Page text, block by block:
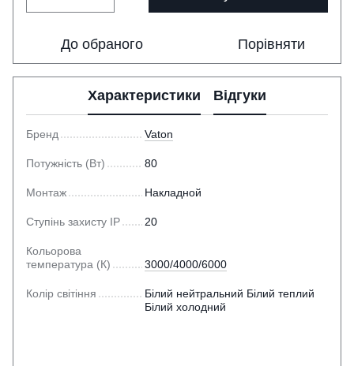
До обраного Порівняти
Характеристики Відгуки
Бренд Vaton
Потужність (Вт) 80
Монтаж Накладной
Ступінь захисту IP 20
Кольорова
температура (К)
3000/4000/6000
Колір світіння
Білий нейтральний Білий теплий
Білий холодний